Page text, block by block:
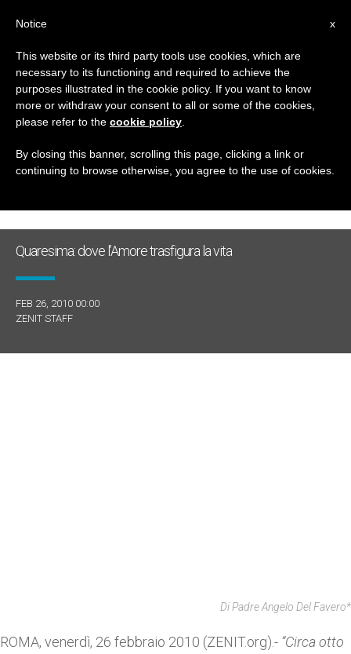
GIORNO
Febbraio 26th, 2010
ULTIME NOTIZIE
Quaresima: dove l’Amore trasfigura la vita
FEB 26, 2010 00:00
ZENIT STAFF
Di Padre Angelo Del Favero*
ROMA, venerdì, 26 febbraio 2010 (ZENIT.org).- “Circa otto
x
Notice
This website or its third party tools use cookies, which are
necessary to its functioning and required to achieve the
purposes illustrated in the cookie policy. If you want to know
more or withdraw your consent to all or some of the cookies,
please refer to the cookie policy
By closing this banner, scrolling this page, clicking a link or
continuing to browse otherwise, you agree to the use of cookies.